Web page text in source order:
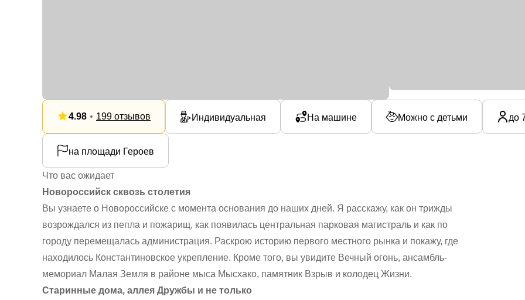
4.98 199 отзывов Индивидуальная На машине Можно с детьми до
на площади Героев
Что вас ожидает
Новороссийск сквозь столетия
Вы узнаете о Новороссийске с момента основания до наших дней. Я расскажу, как он трижды
возрождался из пепла и пожарищ, как появилась центральная парковая магистраль и как по
городу перемещалась администрация. Раскрою историю первого местного рынка и покажу, где
находилось Константиновское укрепление. Кроме того, вы увидите Вечный огонь, ансамбль-
мемориал Малая Земля в районе мыса Мысхако, памятник Взрыв и колодец Жизни.
Старинные дома, аллея Дружбы и не только